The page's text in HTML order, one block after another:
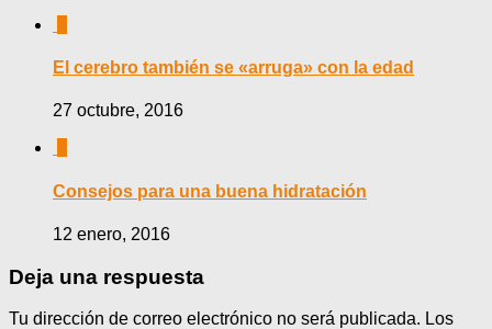
El cerebro también se «arruga» con la edad
27 octubre, 2016
Consejos para una buena hidratación
12 enero, 2016
Deja una respuesta
Tu dirección de correo electrónico no será publicada. Los